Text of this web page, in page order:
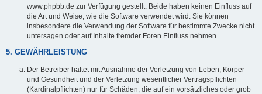
www.phpbb.de zur Verfügung gestellt. Beide haben keinen Einfluss auf
die Art und Weise, wie die Software verwendet wird. Sie können
insbesondere die Verwendung der Software für bestimmte Zwecke nicht
untersagen oder auf Inhalte fremder Foren Einfluss nehmen.
5. GEWÄHRLEISTUNG
Der Betreiber haftet mit Ausnahme der Verletzung von Leben, Körper
und Gesundheit und der Verletzung wesentlicher Vertragspflichten
(Kardinalpflichten) nur für Schäden, die auf ein vorsätzliches oder grob